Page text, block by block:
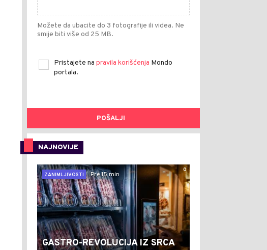
Možete da ubacite do 3 fotografije ili videa. Ne
smije biti više od 25 MB.
Pristajete na pravila korišćenja Mondo
portala.
POŠALJI
NAJNOVIJE
0
ZANIMLJIVOSTI
Pre 15 min
GASTRO-REVOLUCIJA IZ SRCA